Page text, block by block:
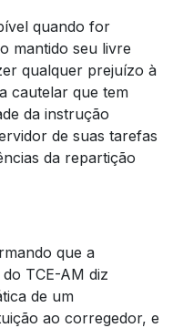
quando for
mantido seu livre
qualquer prejuízo à
cautelar que tem
da instrução
de suas tarefas
da repartição
que a
TCE-AM diz
de um
ao corregedor, e